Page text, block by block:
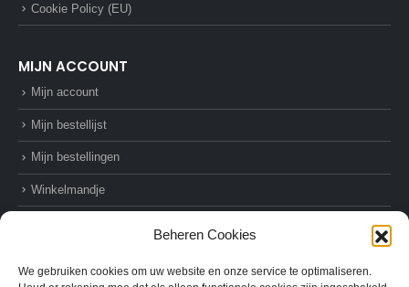
Beheren Cookies
We gebruiken cookies om uw website en onze service te optimaliseren.
Cookie Policy (EU)
MIJN ACCOUNT
Mijn account
Mijn bestellijst
Mijn bestellingen
Winkelmandje